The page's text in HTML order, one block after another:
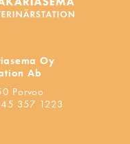
Oy
Ab
Porvoo
357 1223